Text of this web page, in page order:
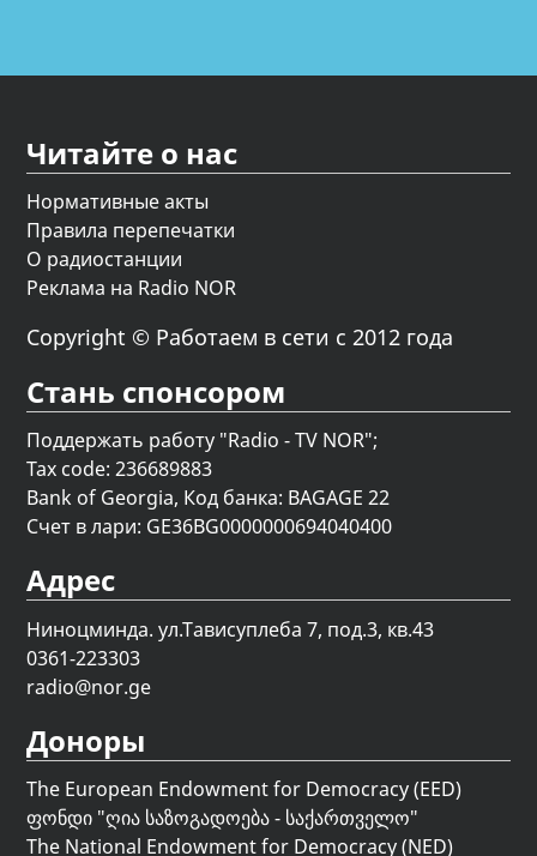
Читайте о нас
Нормативные акты
Правила перепечатки
О радиостанции
Реклама на Radio NOR
Copyright © Работаем в сети с 2012 года
Стань спонсором
Поддержать работу "Radio - TV NOR";
Tax code: 236689883
Bank of Georgia, Код банка: BAGAGE 22
Счет в лари: GE36BG0000000694040400
Адрес
Ниноцминда. ул.Тависуплеба 7, под.3, кв.43
0361-223303
radio@nor.ge
Доноры
The European Endowment for Democracy (EED)
ფონდი "ღია საზოგადოება - საქართველო"
The National Endowment for Democracy (NED)